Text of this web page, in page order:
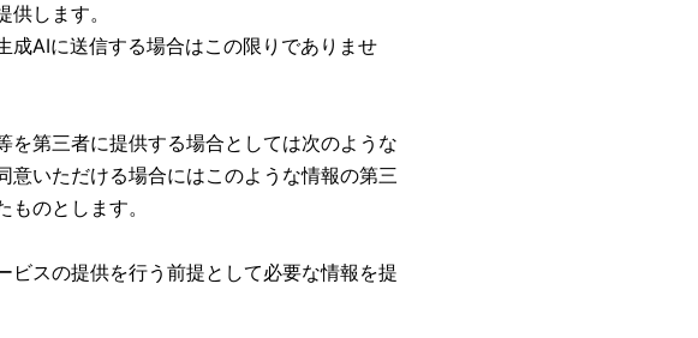
します。
成AIに送信する場合はこの限りでありませ
を第三者に提供する場合としては次のような
意いただける場合にはこのような情報の第三
のとします。
スの提供を行う前提として必要な情報を提